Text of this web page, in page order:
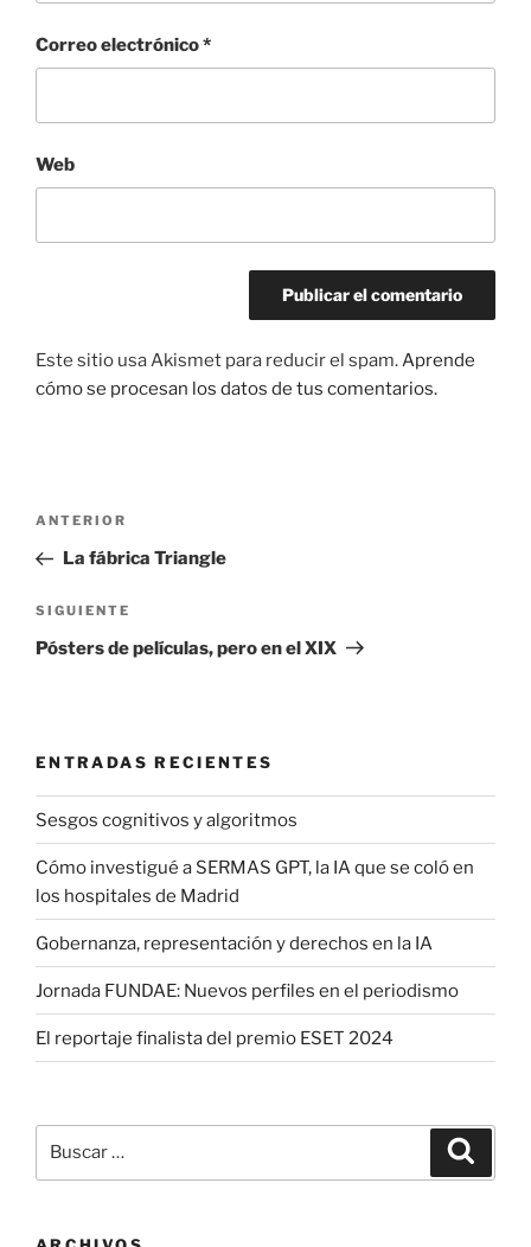
Correo electrónico*
Web
Este sitio usa Akismet para reducir el spam.Aprende
cómo se procesan los datos de tus comentarios.
Navegación
entradas
Entrada
anterior:
ANTERIOR
La fábrica Triangle
Siguiente
entrada
SIGUIENTE
Pósters de películas, pero en el XIX
ENTRADAS RECIENTES
Sesgos cognitivos y algoritmos
Cómo investigué a SERMAS GPT, la IA que se coló en
los hospitales de Madrid
Gobernanza, representación y derechos en la IA
Jornada FUNDAE: Nuevos perfiles en el periodismo
El reportaje finalista del premio ESET 2024
por: